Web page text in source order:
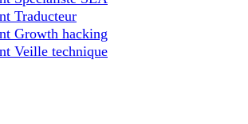
Traducteur
Growth hacking
Veille technique